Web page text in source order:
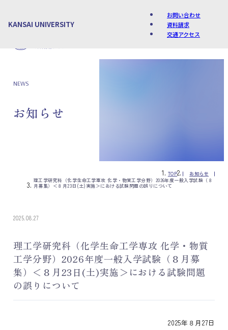
KANSAI UNIVERSITY
お問い合わせ
資料請求
交通アクセス
NEWS
お知らせ
TOP
お知らせ
理工学研究科（化学生命工学専攻 化学・物質工学分野）2026年度一般入学試験（８
月募集）＜８月23日(土)実施＞における試験問題の誤りについて
2025.08.27
理工学研究科（化学生命工学専攻 化学・物質
工学分野）2026年度一般入学試験（８月募
集）＜８月23日(土)実施＞における試験問題
の誤りについて
2025年８月27日